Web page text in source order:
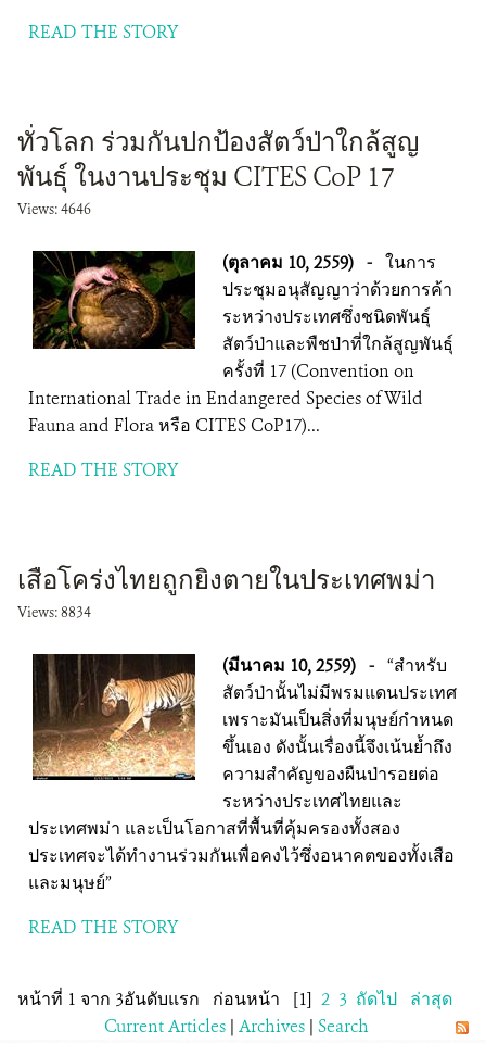
READ THE STORY
ทั่วโลก ร่วมกันปกป้องสัตว์ป่าใกล้สูญ
พันธุ์ ในงานประชุม CITES CoP 17
Views: 4646
(ตุลาคม 10, 2559) - ในการ
ประชุมอนุสัญญาว่าด้วยการค้า
ระหว่างประเทศซึ่งชนิดพันธุ์
สัตว์ป่าและพืชป่าที่ใกล้สูญพันธุ์
ครั้งที่ 17 (Convention on
International Trade in Endangered Species of Wild
Fauna and Flora หรือ CITES CoP17)...
READ THE STORY
เสือโคร่งไทยถูกยิงตายในประเทศพม่า
Views: 8834
(มีนาคม 10, 2559) - “สำหรับ
สัตว์ป่านั้นไม่มีพรมแดนประเทศ
เพราะมันเป็นสิ่งที่มนุษย์กำหนด
ขึ้นเอง ดังนั้นเรื่องนี้จึงเน้นย้ำถึง
ความสำคัญของผืนป่ารอยต่อ
ระหว่างประเทศไทยและ
ประเทศพม่า และเป็นโอกาสที่พื้นที่คุ้มครองทั้งสอง
ประเทศจะได้ทำงานร่วมกันเพื่อคงไว้ซึ่งอนาคตของทั้งเสือ
และมนุษย์”
READ THE STORY
หน้าที่ 1 จาก 3อันดับแรก ก่อนหน้า [1] 2 3 ถัดไป
ล่าสุด
Current Articles | Archives | Search